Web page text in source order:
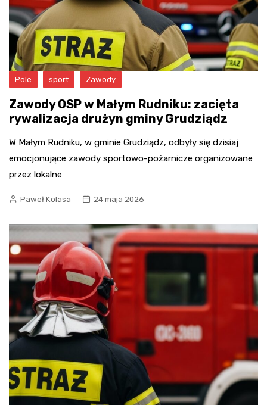
Pole sport Zawody
Zawody OSP w Małym Rudniku: zacięta
rywalizacja drużyn gminy Grudziądz
W Małym Rudniku, w gminie Grudziądz, odbyły się dzisiaj
emocjonujące zawody sportowo-pożarnicze organizowane
przez lokalne
Paweł Kolasa 24 maja 2026